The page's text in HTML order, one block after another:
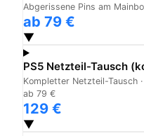
Abgerissene Pins am
ab 79 €
▼
PS5 Netzteil-Tausch
Kompletter Netzteil-Tausch
ab 79 €
129 €
▼